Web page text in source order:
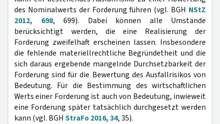
des Nominalwerts der Forderung führen (vgl. BGH NStZ
2012, 698, 699). Dabei können alle Umstände
berücksichtigt werden, die eine Realisierung der
Forderung zweifelhaft erscheinen lassen. Insbesondere
die fehlende materiellrechtliche Begründetheit und die
sich daraus ergebende mangelnde Durchsetzbarkeit der
Forderung sind für die Bewertung des Ausfallrisikos von
Bedeutung. Für die Bestimmung des wirtschaftlichen
Werts einer Forderung ist auch von Bedeutung, inwieweit
eine Forderung später tatsächlich durchgesetzt werden
kann (vgl. BGH StraFo 2016, 34, 35).